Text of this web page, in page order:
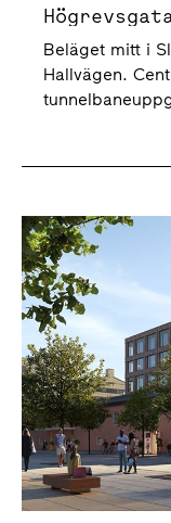
Beläget mitt i
Hallvägen.
Hallmästarvägen 2